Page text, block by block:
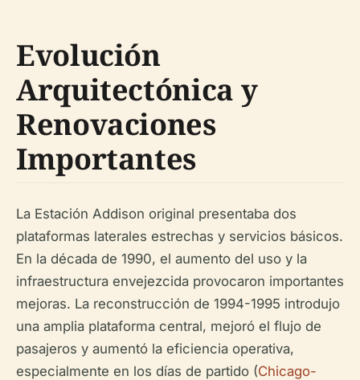
Evolución
Arquitectónica y
Renovaciones
Importantes
La Estación Addison original presentaba dos
plataformas laterales estrechas y servicios básicos.
En la década de 1990, el aumento del uso y la
infraestructura envejezcida provocaron importantes
mejoras. La reconstrucción de 1994-1995 introdujo
una amplia plataforma central, mejoró el flujo de
pasajeros y aumentó la eficiencia operativa,
especialmente en los días de partido (Chicago-